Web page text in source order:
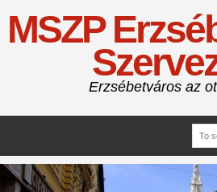
MSZP
Erzsébetváros az